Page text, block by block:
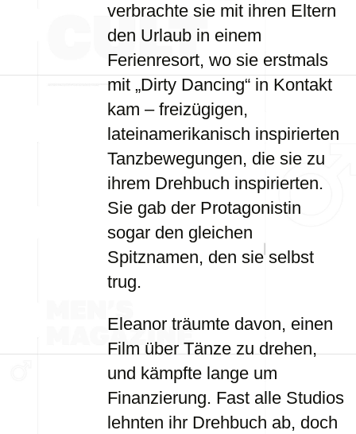
verbrachte sie mit ihren Eltern
den Urlaub in einem
Ferienresort, wo sie erstmals
mit „Dirty Dancing“ in Kontakt
kam – freizügigen,
lateinamerikanisch inspirierten
Tanzbewegungen, die sie zu
ihrem Drehbuch inspirierten.
Sie gab der Protagonistin
sogar den gleichen
Spitznamen, den sie selbst
trug.
Eleanor träumte davon, einen
Film über Tänze zu drehen,
und kämpfte lange um
Finanzierung. Fast alle Studios
lehnten ihr Drehbuch ab, doch